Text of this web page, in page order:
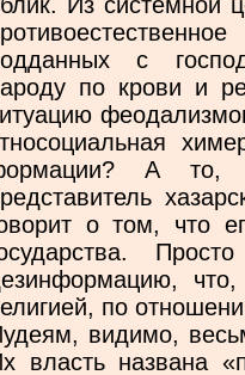
с
по крови и
А то,
о том, что
по
видимо,
власть названа